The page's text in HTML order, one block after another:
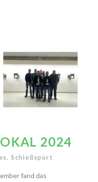
2024
, Schießsport
fand das